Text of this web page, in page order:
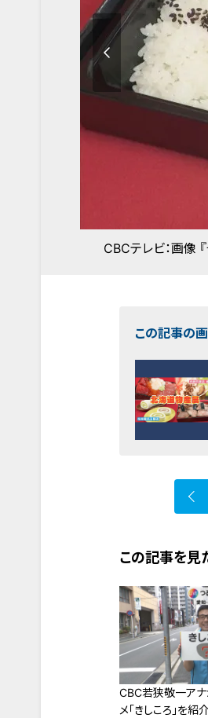
CBCテレビ：画像 『
この記事の
この記事を見
CBC若狭敬一ア
メ「きしころ」を紹